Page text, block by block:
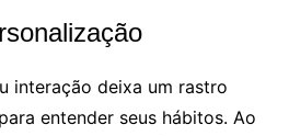
interação deixa um rastro
entender seus hábitos. Ao